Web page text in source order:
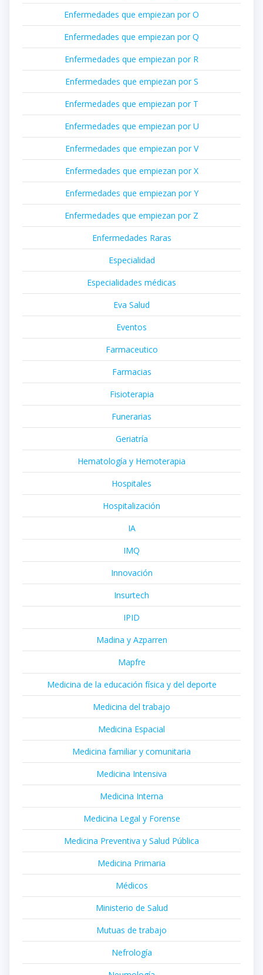
Enfermedades que empiezan por O
Enfermedades que empiezan por Q
Enfermedades que empiezan por R
Enfermedades que empiezan por S
Enfermedades que empiezan por T
Enfermedades que empiezan por U
Enfermedades que empiezan por V
Enfermedades que empiezan por X
Enfermedades que empiezan por Y
Enfermedades que empiezan por Z
Enfermedades Raras
Especialidad
Especialidades médicas
Eva Salud
Eventos
Farmaceutico
Farmacias
Fisioterapia
Funerarias
Geriatría
Hematología y Hemoterapia
Hospitales
Hospitalización
IA
IMQ
Innovación
Insurtech
IPID
Madina y Azparren
Mapfre
Medicina de la educación física y del deporte
Medicina del trabajo
Medicina Espacial
Medicina familiar y comunitaria
Medicina Intensiva
Medicina Interna
Medicina Legal y Forense
Medicina Preventiva y Salud Pública
Medicina Primaria
Médicos
Ministerio de Salud
Mutuas de trabajo
Nefrología